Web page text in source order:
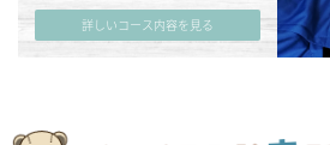
詳しいコース内容を見る